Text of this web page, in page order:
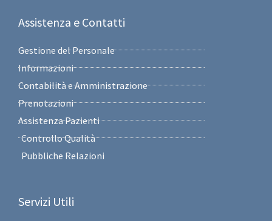
Assistenza e Contatti
Gestione del Personale
Informazioni
Contabilità e Amministrazione
Prenotazioni
Assistenza Pazienti
Controllo Qualità
Pubbliche Relazioni
Servizi Utili